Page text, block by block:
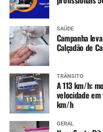
Tríplice bacteriana
Pólio (2ª dose
A partir dos 7 anos
Difteria e Tétano –
vacinal)
9 a 14 anos
HPV (dose única)
SAÚDE
Campanha
Calçadão de
TRÂNSITO
A 113 km/h:
velocidade
km/h
GERAL